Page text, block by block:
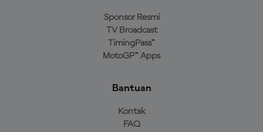
Sponsor Resmi
TV Broadcast
TimingPass™
MotoGP™ Apps
Bantuan
Kontak
FAQ